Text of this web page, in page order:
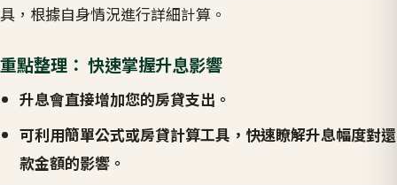
具，根據自身情況進行詳細計算。
重點整理： 快速掌握升息影響
升息會直接增加您的房貸支出。
可利用簡單公式或房貸計算工具，快速瞭解升息幅度對還
款金額的影響。